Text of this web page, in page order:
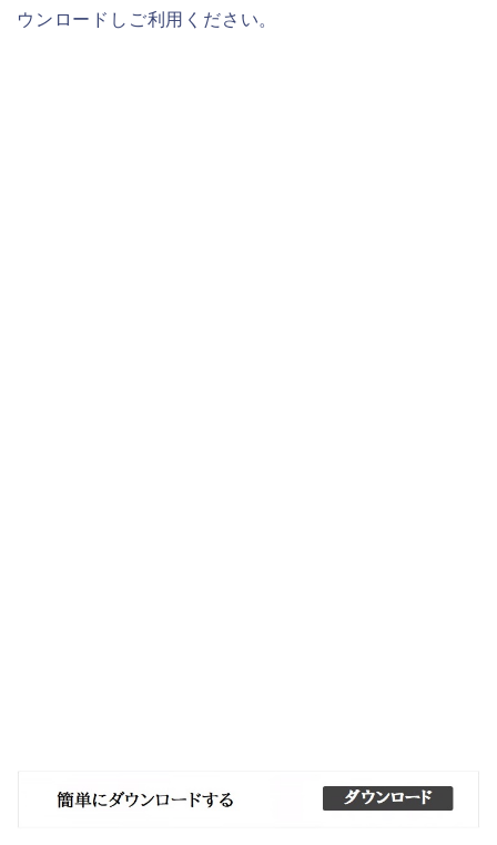
ウンロードしご利用ください。